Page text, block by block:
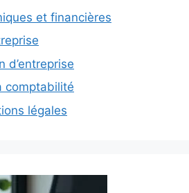
et financières
d’entreprise
comptabilité
légales